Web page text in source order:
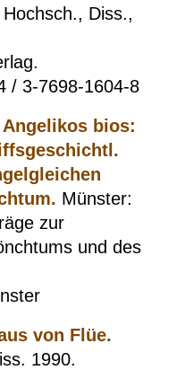
Diss.,
/ 3-7698-1604-8
Angelikos bios:
Münster:
zur
und des
von Flüe.
1990.